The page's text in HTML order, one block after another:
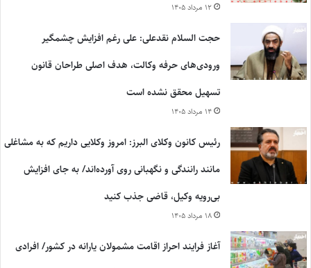
۱۲ مرداد ۱۴۰۵
حجت السلام نقدعلی: علی رغم افزایش چشمگیر
ورودی‌های حرفه وکالت، هدف اصلی طراحان قانون
تسهیل محقق نشده است
۱۴ مرداد ۱۴۰۵
رئیس کانون وکلای البرز: امروز وکلایی داریم که به مشاغلی
مانند رانندگی و نگهبانی روی آورده‌اند/ به جای افزایش
بی‌رویه وکیل، قاضی جذب کنید
۱۸ مرداد ۱۴۰۵
آغاز فرایند احراز اقامت مشمولان یارانه در کشور/ افرادی